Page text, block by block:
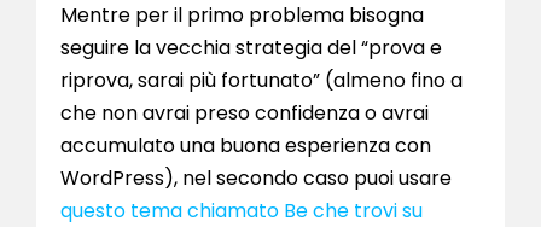
Mentre per il primo problema bisogna
seguire la vecchia strategia del “prova e
riprova, sarai più fortunato” (almeno fino a
che non avrai preso confidenza o avrai
accumulato una buona esperienza con
WordPress), nel secondo caso puoi usare
questo tema chiamato Be che trovi su